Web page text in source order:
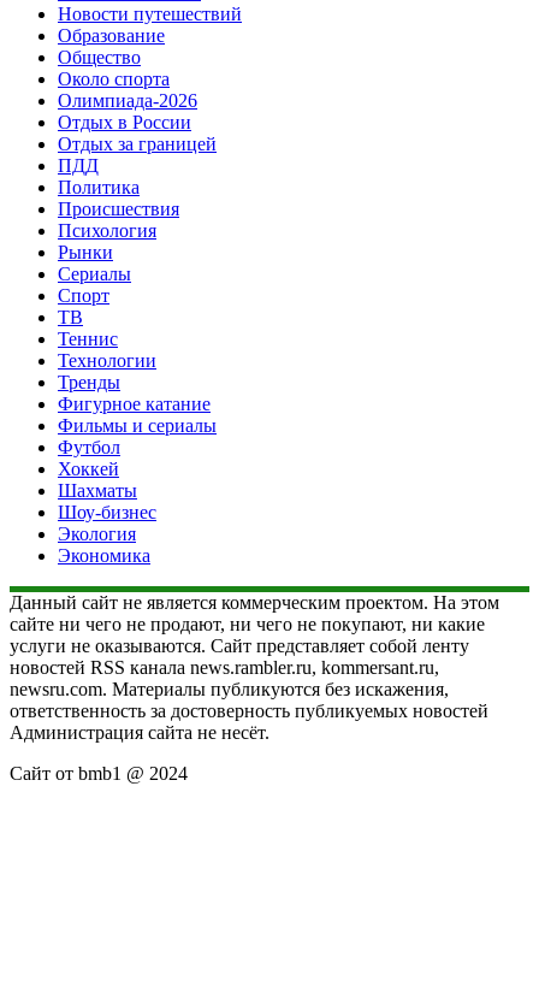
Новости путешествий
Образование
Общество
Около спорта
Олимпиада-2026
Отдых в России
Отдых за границей
ПДД
Политика
Происшествия
Психология
Рынки
Сериалы
Спорт
ТВ
Теннис
Технологии
Тренды
Фигурное катание
Фильмы и сериалы
Футбол
Хоккей
Шахматы
Шоу-бизнес
Экология
Экономика
Данный сайт не является коммерческим проектом. На этом
сайте ни чего не продают, ни чего не покупают, ни какие
услуги не оказываются. Сайт представляет собой ленту
новостей RSS канала news.rambler.ru, kommersant.ru,
newsru.com. Материалы публикуются без искажения,
ответственность за достоверность публикуемых новостей
Администрация сайта не несёт.
Сайт от bmb1 @ 2024